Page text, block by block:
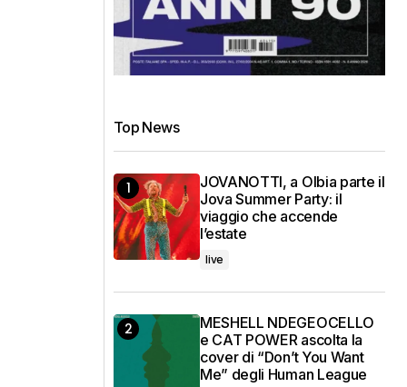
Top News
JOVANOTTI, a Olbia parte il
Jova Summer Party: il
viaggio che accende
l’estate
live
MESHELL NDEGEOCELLO
e CAT POWER ascolta la
cover di “Don’t You Want
Me” degli Human League